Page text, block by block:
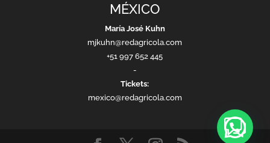
MÉXICO
María José Kuhn
mjkuhn@redagricola.com
+51 997 652 445
-
Tickets:
mexico@redagricola.com